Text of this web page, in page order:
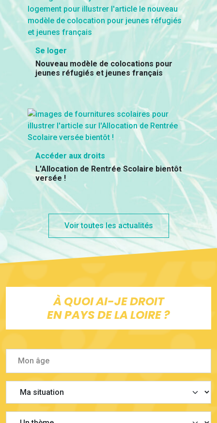
Se loger
Nouveau modèle de colocations pour
jeunes réfugiés et jeunes français
Accéder aux droits
L'Allocation de Rentrée Scolaire bientôt
versée !
Voir toutes les actualités
À QUOI AI-JE DROIT
EN PAYS DE LA LOIRE ?